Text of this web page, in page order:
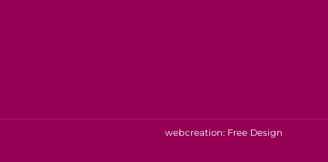
webcreation: Free Design